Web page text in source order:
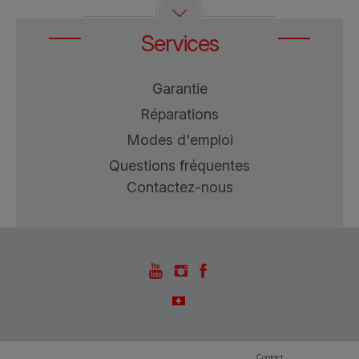
Services
Garantie
Réparations
Modes d'emploi
Questions fréquentes
Contactez-nous